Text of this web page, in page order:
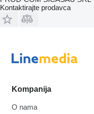
Kontaktirajte prodavca
Kompanija
O nama